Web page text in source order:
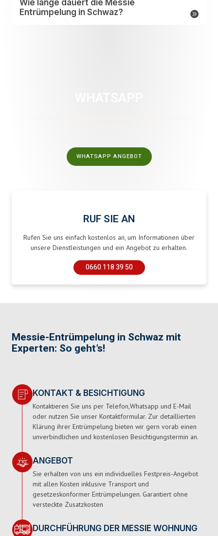
WHATSAPP ANGEBOT
RUF SIE AN
Rufen Sie uns einfach kostenlos an, um Informationen über
unsere Dienstleistungen und ein Angebot zu erhalten.
0660 118 39 50
Wie lange dauert die Messie
Entrümpelung in Schwaz?
Messie-Entrümpelung in Schwaz mit
Experten: So geht’s!
KONTAKT & BESICHTIGUNG
Kontaktieren Sie uns per Telefon,Whatsapp und E-Mail
oder nutzen Sie unser Kontaktformular. Zur detaillierten
Klärung ihrer Entrümpelung bieten wir gern vorab einen
unverbindlichen und kostenlosen Besichtigungstermin an.
ANGEBOT
Sie erhalten von uns ein individuelles Festpreis-Angebot
mit allen Kosten inklusive Transport und
gesetzeskonformer Entrümpelungen. Garantiert ohne
versteckte Zusatzkosten
DURCHFÜHRUNG DER MESSIE WOHNUNG